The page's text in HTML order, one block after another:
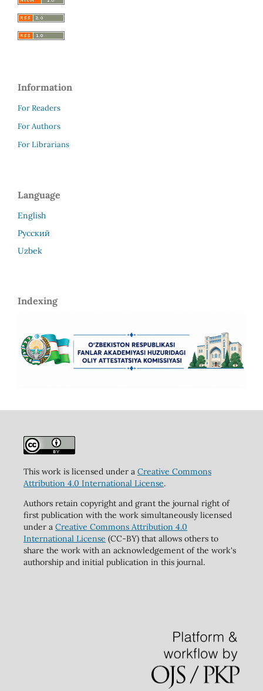
Information
For Readers
For Authors
For Librarians
Language
English
Русский
Uzbek
Indexing
This work is licensed under a Creative Commons
Attribution 4.0 International License.
Authors retain copyright and grant the journal right of
first publication with the work simultaneously licensed
under a Creative Commons Attribution 4.0
International License (CC-BY) that allows others to
share the work with an acknowledgement of the work's
authorship and initial publication in this journal.